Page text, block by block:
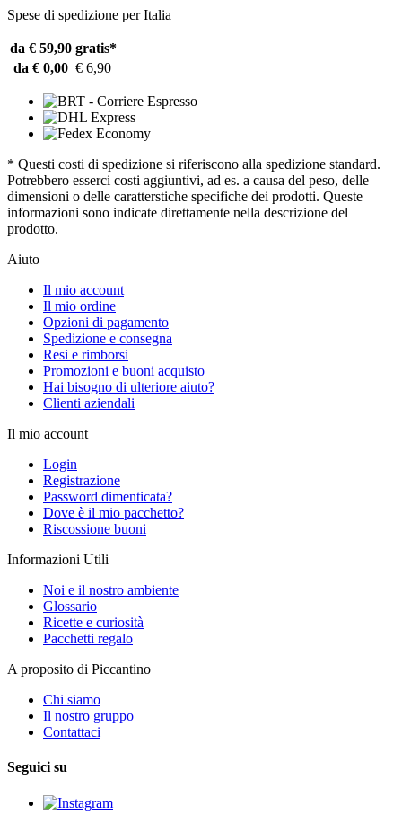
Spese di spedizione per Italia
da € 59,90 gratis*
da € 0,00 € 6,90
* Questi costi di spedizione si riferiscono alla spedizione standard.
Potrebbero esserci costi aggiuntivi, ad es. a causa del peso, delle
dimensioni o delle caratterstiche specifiche dei prodotti. Queste
informazioni sono indicate direttamente nella descrizione del
prodotto.
Aiuto
Il mio account
Il mio ordine
Opzioni di pagamento
Spedizione e consegna
Resi e rimborsi
Promozioni e buoni acquisto
Hai bisogno di ulteriore aiuto?
Clienti aziendali
Il mio account
Login
Registrazione
Password dimenticata?
Dove è il mio pacchetto?
Riscossione buoni
Informazioni Utili
Noi e il nostro ambiente
Glossario
Ricette e curiosità
Pacchetti regalo
A proposito di Piccantino
Chi siamo
Il nostro gruppo
Contattaci
Seguici su